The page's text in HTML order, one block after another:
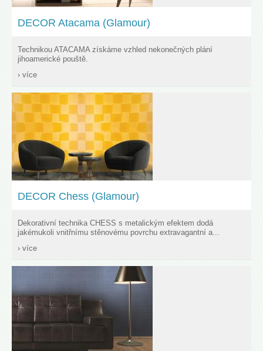
DECOR Atacama (Glamour)
Technikou ATACAMA získáme vzhled nekonečných plání
jihoamerické pouště.
› více
DECOR Chess (Glamour)
Dekorativní technika CHESS s metalickým efektem dodá
jakémukoli vnitřnímu stěnovému povrchu extravagantní a...
› více